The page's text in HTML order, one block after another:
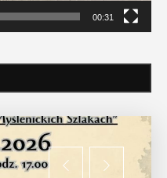
00:31